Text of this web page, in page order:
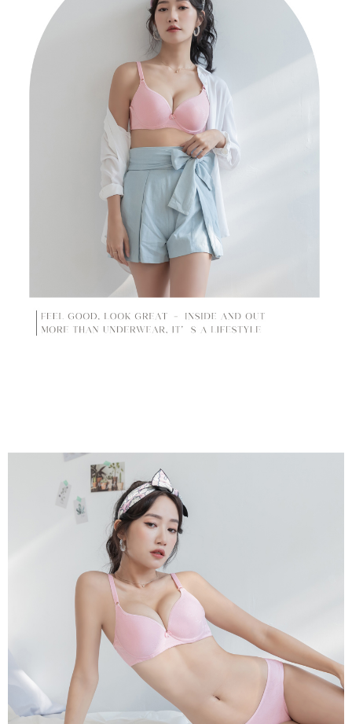
semakan khusus" yang tidak lulus, ini menunjukkan bahawa sistem
penilaian tidak mencukupi, tiada penjelasan mengenai kandungan
penilaian boleh diberikan.
【Penerangan Kaedah Pembayaran】
1. Pembayaran ansuran tidak digabungkan dalam bil telekomunikasi,
"Pembayaran Ansuran Gogo" akan menghantar SMS peringatan
pembayaran selepas tarikh penyelesaian bulanan.
2. Melalui pautan SMS untuk membuka bil, anda boleh memilih untuk
membayar melalui "Kod bar kedai serbaneka / Kedai rasmi Taiwan
Mobile / Pemindahan bank / Pembayaran J街口 / iPASS MONEY" dan
1. Perkhidmatan ini disediakan oleh "Taiwan Mobile Co., Ltd." untuk
membolehkan pengguna membeli produk atau perkhidmatan melalui
perkhidmatan ini semasa transaksi, dan kedai akan menyerahkan hak
tuntutan harga jual/beli ansuran kepada syarikat ini untuk membayar bil
menggunakan bil syarikat ini.
2. Berdasarkan tujuan kontrak persetujuan pembayaran menggunakan
"Pembayaran Ansuran Gogo", kedai akan memberikan maklumat peribadi
pengumpulan, pemprosesan dan penggunaan, untuk pengesahan,
semakan dan pembetulan data yang diperlukan untuk bil ansuran oleh